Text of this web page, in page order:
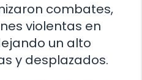
combates,
violentas en
un alto
y desplazados.